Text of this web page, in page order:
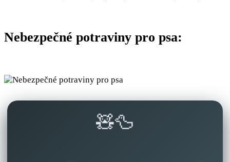
Nebezpečné potraviny pro psa:
🧸🦆